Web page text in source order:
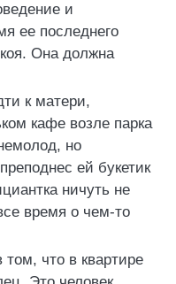
и
ее последнего
Она должна
к матери,
кафе возле парка
но
ей букетик
ничуть не
время о чем-то
что в квартире